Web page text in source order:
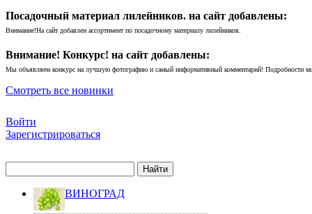
Посадочный материал лилейников. на сайт добавлены:
Внимание!На сайт добавлен ассортимент по посадочному материалу лилейников.
Внимание! Конкурс! на сайт добавлены:
Мы объявляем конкурс на лучшую фотографию и самый информативный комментарий! Подробности
Смотреть все новинки
Войти
Зарегистрироваться
ВИНОГРАД